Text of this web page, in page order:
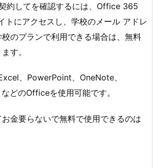
約してを確認するには、Office 365
トにアクセスし、学校のメール アドレ
のプランで利用できる場合は、無料
す。
、PowerPoint、OneNote、
どのOfficeを使用可能です。
金要らないで無料で使用できるのは